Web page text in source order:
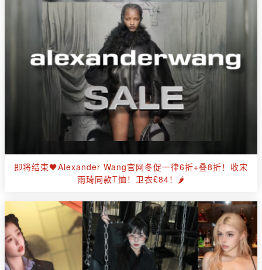
即将结束🖤Alexander Wang官网冬促一律6折+叠8折！收宋
雨琦同款T恤！卫衣£84！🌶️